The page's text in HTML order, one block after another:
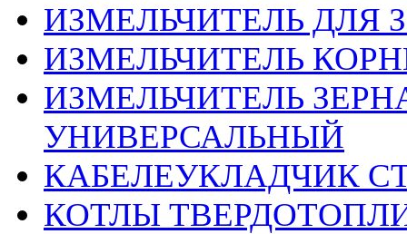
ИЗМЕЛЬЧИТЕЛЬ ДЛЯ
ИЗМЕЛЬЧИТЕЛЬ
ИЗМЕЛЬЧИТЕЛЬ
УНИВЕРСАЛЬНЫЙ
КАБЕЛЕУКЛАДЧИК
КОТЛЫ